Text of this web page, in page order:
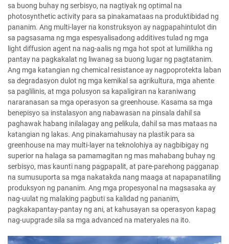
sa buong buhay ng serbisyo, na nagtiyak ng optimal na
photosynthetic activity para sa pinakamataas na produktibidad ng
pananim. Ang multi-layer na konstruksyon ay nagpapahintulot din
sa pagsasama ng mga espesyalisadong additives tulad ng mga
light diffusion agent na nag-aalis ng mga hot spot at lumilikha ng
pantay na pagkakalat ng liwanag sa buong lugar ng pagtatanim.
Ang mga katangian ng chemical resistance ay nagpoprotekta laban
sa degradasyon dulot ng mga kemikal sa agrikultura, mga ahente
sa paglilinis, at mga polusyon sa kapaligiran na karaniwang
nararanasan sa mga operasyon sa greenhouse. Kasama sa mga
benepisyo sa instalasyon ang nabawasan na pinsala dahil sa
paghawak habang inilalagay ang pelikula, dahil sa mas mataas na
katangian ng lakas. Ang pinakamahusay na plastik para sa
greenhouse na may multi-layer na teknolohiya ay nagbibigay ng
superior na halaga sa pamamagitan ng mas mahabang buhay ng
serbisyo, mas kaunti nang pagpapalit, at pare-parehong pagganap
na sumusuporta sa mga nakatakda nang maaga at napapanatiling
produksyon ng pananim. Ang mga propesyonal na magsasaka ay
nag-uulat ng malaking pagbuti sa kalidad ng pananim,
pagkakapantay-pantay ng ani, at kahusayan sa operasyon kapag
nag-uupgrade sila sa mga advanced na materyales na ito.